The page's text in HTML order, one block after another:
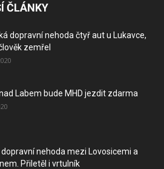
ČLÁNKY
dopravní nehoda čtyř aut u Lukavce,
zemřel
Labem bude MHD jezdit zdarma
nehoda mezi Lovosicemi a
Přiletěl i vrtulník